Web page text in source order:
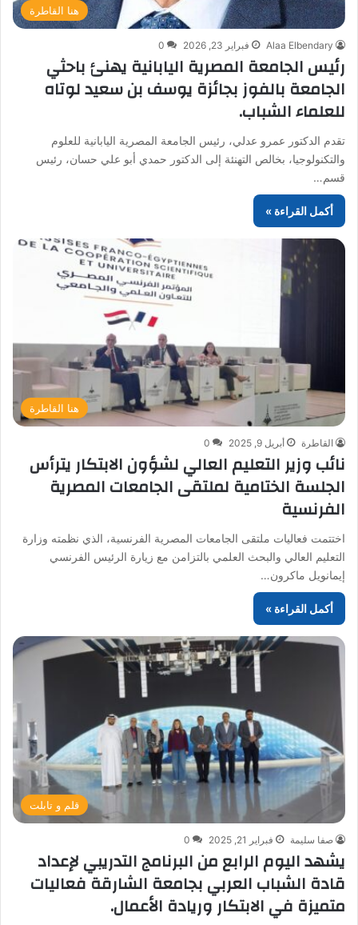
هنا القاطرة
Alaa Elbendary فبراير 23, 2026 0
رئيس الجامعة المصرية اليابانية يهنئ باحثي
الجامعة بالفوز بجائزة يوسف بن سعيد لوتاه
للعلماء الشباب.
تقدم الدكتور عمرو عدلي، رئيس الجامعة المصرية اليابانية للعلوم
والتكنولوجيا، بخالص التهنئة إلى الدكتور حمدي أبو علي حسان، رئيس
قسم…
أكمل القراءة »
هنا القاطرة
القاطرة أبريل 9, 2025 0
نائب وزير التعليم العالي لشؤون الابتكار يترأس
الجلسة الختامية لملتقى الجامعات المصرية
الفرنسية
اختتمت فعاليات ملتقى الجامعات المصرية الفرنسية، الذي نظمته وزارة
التعليم العالي والبحث العلمي بالتزامن مع زيارة الرئيس الفرنسي
إيمانويل ماكرون…
أكمل القراءة »
قلم و تابلت
صفا سليمة فبراير 21, 2025 0
يشهد اليوم الرابع من البرنامج التدريبي لإعداد
قادة الشباب العربي بجامعة الشارقة فعاليات
متميزة في الابتكار وريادة الأعمال.